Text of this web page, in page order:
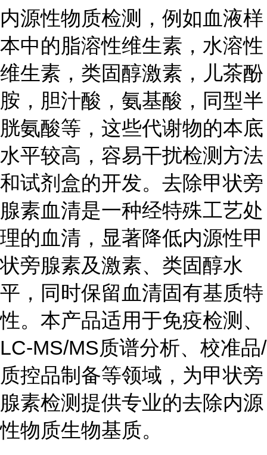
内源性物质检测，例如血液样
本中的脂溶性维生素，水溶性
维生素，类固醇激素，儿茶酚
胺，胆汁酸，氨基酸，同型半
胱氨酸等，这些代谢物的本底
水平较高，容易干扰检测方法
和试剂盒的开发。去除甲状旁
腺素血清是一种经特殊工艺处
理的血清，显著降低内源性甲
状旁腺素及激素、类固醇水
平，同时保留血清固有基质特
性。本产品适用于免疫检测、
LC-MS/MS质谱分析、校准品/
质控品制备等领域，为甲状旁
腺素检测提供专业的去除内源
性物质生物基质。